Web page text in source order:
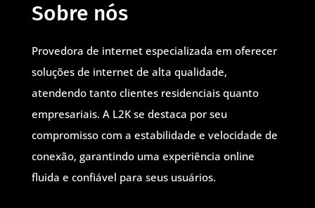
Sobre nós
Provedora de internet especializada em oferecer
soluções de internet de alta qualidade,
atendendo tanto clientes residenciais quanto
empresariais. A L2K se destaca por seu
compromisso com a estabilidade e velocidade de
conexão, garantindo uma experiência online
fluida e confiável para seus usuários.